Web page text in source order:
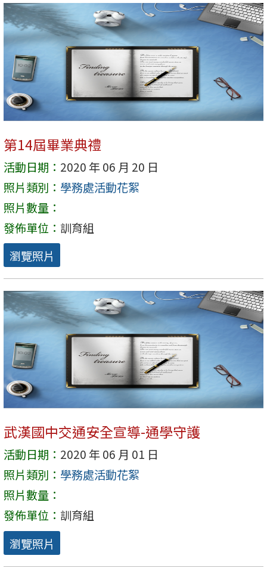
第14屆畢業典禮
活動日期： 2020 年 06 月 20 日
照片類別： 學務處活動花絮
照片數量：
發佈單位： 訓育組
瀏覽照片
武漢國中交通安全宣導-通學守護
活動日期： 2020 年 06 月 01 日
照片類別： 學務處活動花絮
照片數量：
發佈單位： 訓育組
瀏覽照片